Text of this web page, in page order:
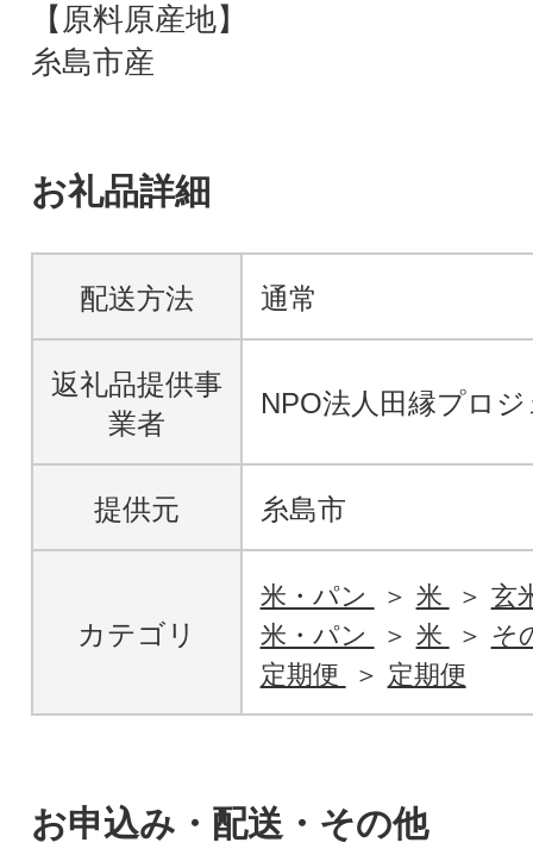
【原料原産地】
糸島市産
お礼品詳細
配送方法 通常
返礼品提供事
業者
NPO法人田縁プロ
提供元 糸島市
カテゴリ
米・パン 米
玄
米・パン
米
そ
定期便
定期便
お申込み・配送・その他